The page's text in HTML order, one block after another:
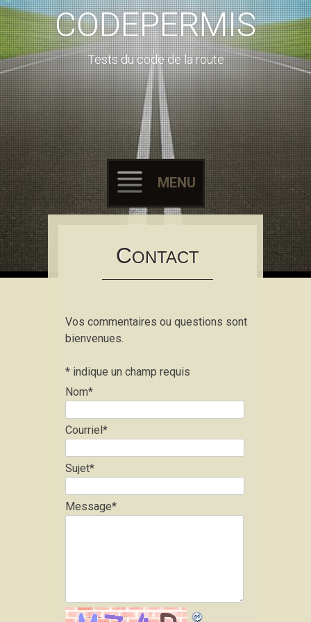
CODEPERMIS
Tests du code de la route
MENU
CONTACT
Vos commentaires ou questions sont
bienvenues.
* indique un champ requis
Nom*
Courriel*
Sujet*
Message*